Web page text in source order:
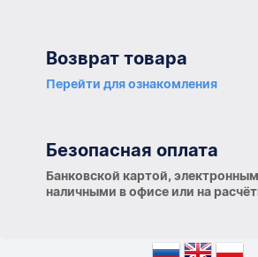
Возврат товара
Перейти для ознакомления
Безопасная оплата
Банковской картой,
наличными в офисе или на